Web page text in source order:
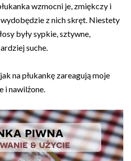
wzmocni je, zmiękczy i
wydobędzie z nich skręt. Niestety
były sypkie, sztywne,
suche.
na płukankę zareagują moje
i nawilżone.